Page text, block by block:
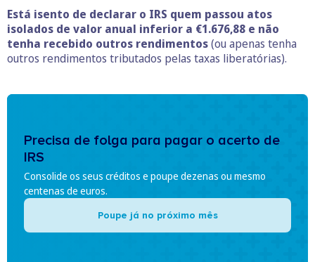
Está isento de declarar o IRS quem passou atos
isolados de valor anual inferior a €1.676,88 e não
tenha recebido outros rendimentos(ou apenas tenha
outros rendimentos tributados pelas taxas liberatórias).
Precisa de folga para pagar o acerto de
IRS
Consolide os seus créditos e poupe dezenas ou mesmo
centenas de euros.
Poupe já no próximo mês